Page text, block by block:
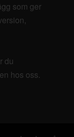
som ger
du
hos oss.